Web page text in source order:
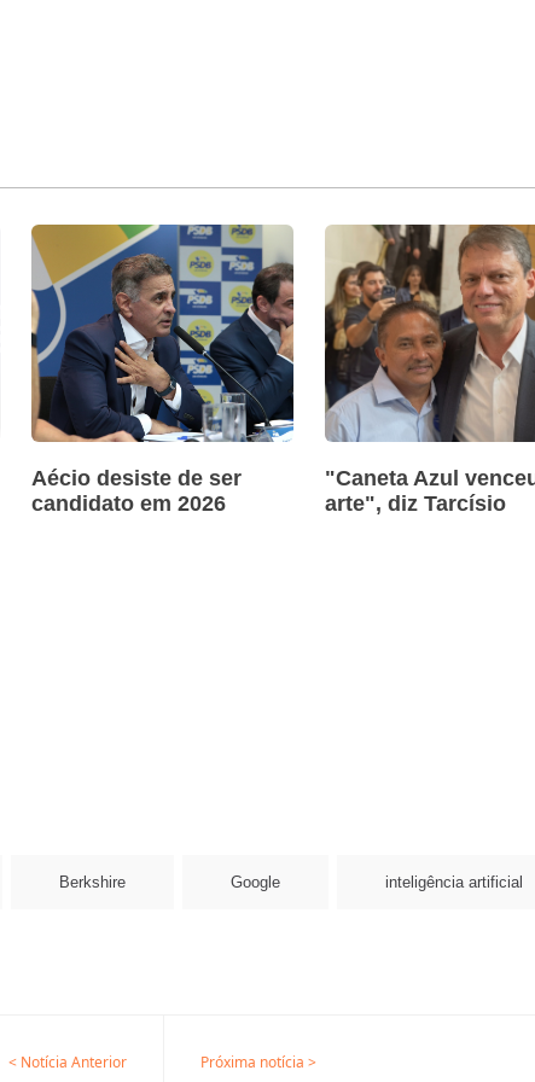
Aécio desiste de ser
candidato em 2026
"Caneta Azul
arte", diz Tarcísio
Berkshire Google inteligência artificial
< Notícia Anterior Próxima notícia >